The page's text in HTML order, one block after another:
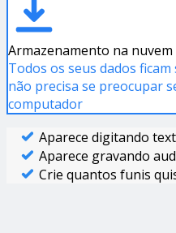
Armazenamento na nuvem
Todos os seus dados
não precisa se preocupar
computador
Aparece digitando
Aparece gravando
Crie quantos funis